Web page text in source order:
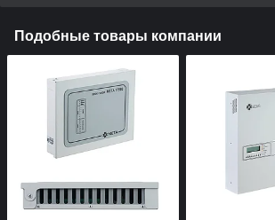
Подобные товары компании